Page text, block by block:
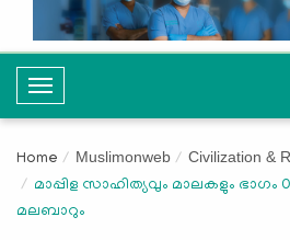
T
o
g
l
e
Home Muslimonweb Civilization &
മാപ്പിള സാഹിത്യവും മാലകളും ഭാഗം
മലബാറും